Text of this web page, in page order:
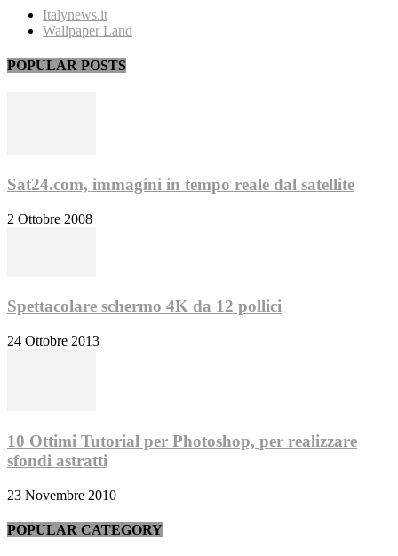
Italynews.it
Wallpaper Land
POPULAR POSTS
Sat24.com, immagini in tempo reale dal satellite
2 Ottobre 2008
Spettacolare schermo 4K da 12 pollici
24 Ottobre 2013
10 Ottimi Tutorial per Photoshop, per realizzare
sfondi astratti
23 Novembre 2010
POPULAR CATEGORY